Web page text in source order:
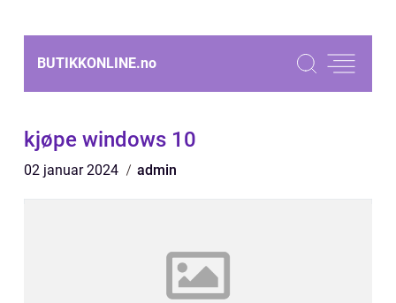
BUTIKKONLINE.no
kjøpe windows 10
02 januar 2024 admin